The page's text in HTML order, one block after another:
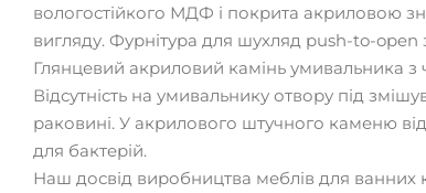
вологостійкого МДФ і покрита акриловою
вигляду. Фурнітура для шухляд push-to-open
Глянцевий акриловий камінь умивальника з
Відсутність на умивальнику отвору під
раковині. У акрилового штучного каменю
для бактерій.
Наш досвід виробництва меблів для ванних